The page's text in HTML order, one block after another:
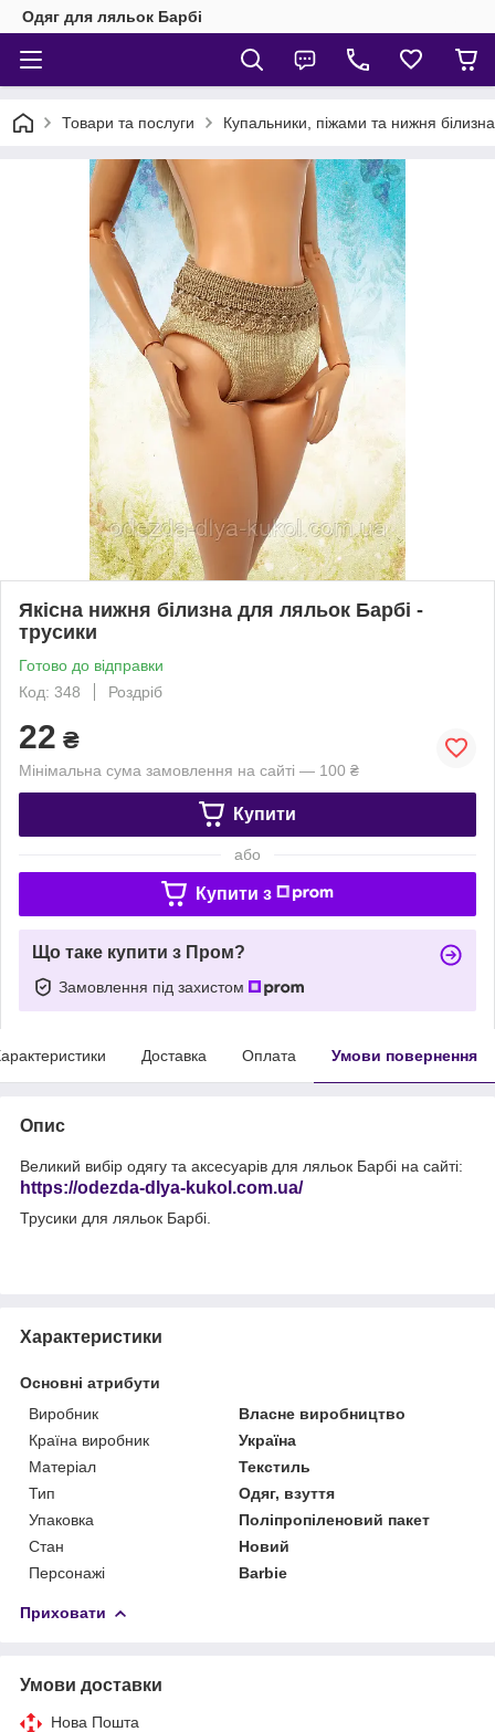
Одяг для ляльок Барбі
Товари та послуги Купальники, піжами та нижня
Якісна нижня білизна для ляльок Барбі -
трусики
Готово до відправки
Код: 348
Роздріб
22 ₴
Мінімальна сума замовлення на сайті — 100 ₴
Купити
або
Купити з
Що таке купити з Пром?
Замовлення під захистом
Доставка Оплата Умови повернення
Опис
Великий вибір одягу та аксесуарів для ляльок Барбі на сайті:
https://odezda-dlya-kukol.com.ua/
Трусики для ляльок Барбі.
Характеристики
Основні атрибути
Виробник
Власне виробництво
Країна виробник
Україна
Матеріал
Текстиль
Тип
Одяг, взуття
Упаковка
Поліпропіленовий пакет
Стан
Новий
Персонажі
Barbie
Приховати
Умови доставки
Нова Пошта